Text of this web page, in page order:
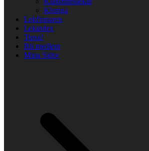
Kluriga
Lekfinnaren
Lekindex
Tipsa!
Bli medlem
Mina Sidor